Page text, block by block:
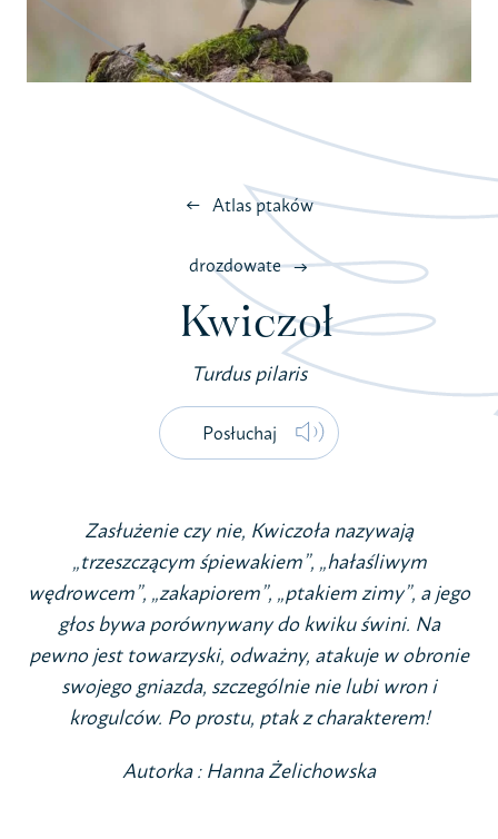
Atlas ptaków
drozdowate
Kwiczoł
Turdus pilaris
Posłuchaj
Zasłużenie czy nie, Kwiczoła nazywają
„trzeszczącym śpiewakiem”, „hałaśliwym
wędrowcem”, „zakapiorem”, „ptakiem zimy”, a jego
głos bywa porównywany do kwiku świni. Na
pewno jest towarzyski, odważny, atakuje w obronie
swojego gniazda, szczególnie nie lubi wron i
krogulców. Po prostu, ptak z charakterem!
Autorka : Hanna Żelichowska